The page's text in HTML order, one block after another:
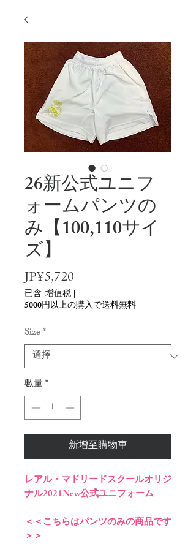
26新公式ユニフ
ォームパンツの
み【100,110サイ
ズ】
JP¥5,720
格
已含 增值税 |
5000円以上の購入で送料無料
Size*
數量*
新增至購物車
レアル・マドリードスクールオリジ
ナル2021New公式ユニフォーム
＜＜こちらはパンツのみの商品です
＞＞